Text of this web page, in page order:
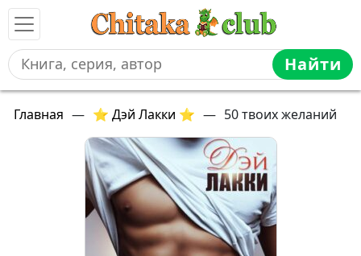
Найти
Главная — ⭐ Дэй Лакки ⭐ — 50 твоих желаний